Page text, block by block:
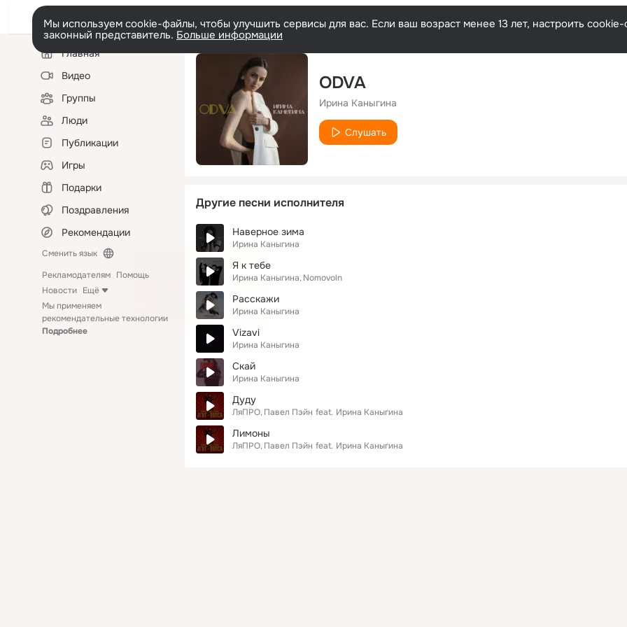
Мы используем cookie-файлы, чтобы улучшить сервисы для вас. Если ваш возраст менее 13 лет, настроить
законный представитель. Больше информации
Левая
колонкаГлавная
Видео
Группы
Люди
Публикации
Игры
Подарки
Поздравления
Рекомендации
Сменить язык
Рекламодателям Помощь
Новости Ещё
Мы применяем
рекомендательные технологии
Подробнее
ODVA
Ирина Каныгина
Слушать
Другие песни исполнителя
Наверное зима
Ирина Каныгина
Я к тебе
Ирина Каныгина Nomovoln
Расскажи
Ирина Каныгина
Vizavi
Ирина Каныгина
Скай
Ирина Каныгина
Дуду
ЛяПРО Павел Пэйн feat. Ирина Каныгина
Лимоны
ЛяПРО Павел Пэйн feat. Ирина Каныгина